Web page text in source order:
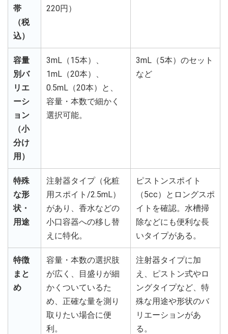
帯
（税
込）
220円）
容量
別バ
リエ
ーシ
ョン
（小
分け
用）
3mL（15本）、
1mL（20本）、
0.5mL（20本）と、
容量・本数で細かく
選択可能。
3mL（5本）のセット
など
特殊
な形
状・
用途
注射器タイプ（化粧
用スポイト/2.5mL）
があり、香水などの
小口容器への移し替
えに特化。
ピストンスポイト
（5cc）とロングスポ
イトを確認。水槽掃
除などにも便利な長
いタイプがある。
特徴
まと
め
容量・本数の選択肢
が広く、目盛りが細
かくついているた
め、正確な量を測り
取りたい場合に便
利。
注射器タイプに加
え、ピストン式やロ
ングタイプなど、特
殊な用途や形状のバ
リエーションがあ
る。